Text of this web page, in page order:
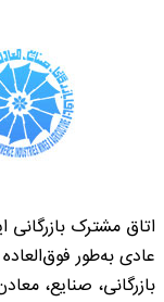
اتاق مشترک
بازرگانی، صنایع،